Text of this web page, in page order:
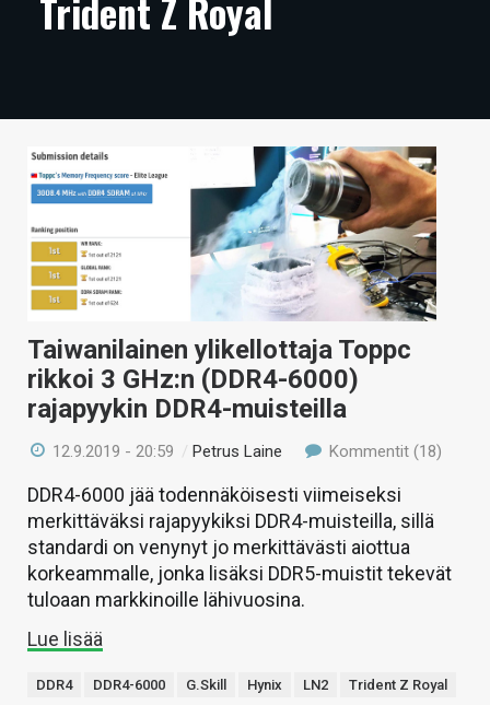
ARTIKKELIT
TECHBBS
TIETOA
KAUPPA
VAIHDA TEEMA
HAKU
Trident Z Royal
Taiwanilainen ylikellottaja Toppc
rikkoi 3 GHz:n (DDR4-6000)
rajapyykin DDR4-muisteilla
12.9.2019 - 20:59 /Petrus Laine Kommentit (18)
DDR4-6000 jää todennäköisesti viimeiseksi
merkittäväksi rajapyykiksi DDR4-muisteilla, sillä
standardi on venynyt jo merkittävästi aiottua
korkeammalle, jonka lisäksi DDR5-muistit tekevät
tuloaan markkinoille lähivuosina.
Lue lisää
DDR4 DDR4-6000 G.Skill Hynix LN2 Trident Z Royal